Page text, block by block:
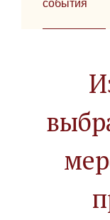
события